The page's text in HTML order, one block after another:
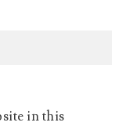
in this